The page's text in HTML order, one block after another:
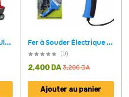
Violent Fan Souffleur Ultra Puissant F019 – جهاز نسف الهواء جد قوي Fer à Souder Électrique 60W avec Alimentation Automatique – مسدس تلحيم كهربائي 60 واط بتغذية تلقائية
(0)
3,200DA
2,400 DA
Ajouter au panier